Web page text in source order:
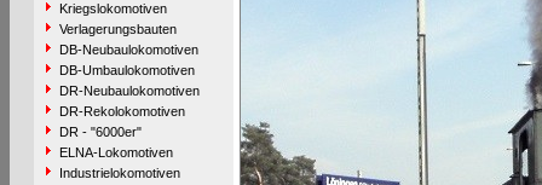
Kriegslokomotiven
Verlagerungsbauten
DB-Neubaulokomotiven
DB-Umbaulokomotiven
DR-Neubaulokomotiven
DR-Rekolokomotiven
DR - "6000er"
ELNA-Lokomotiven
Industrielokomotiven